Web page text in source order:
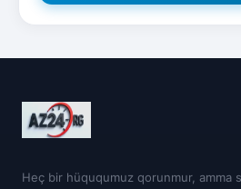
Heç bir hüququmuz qorunmur, amma